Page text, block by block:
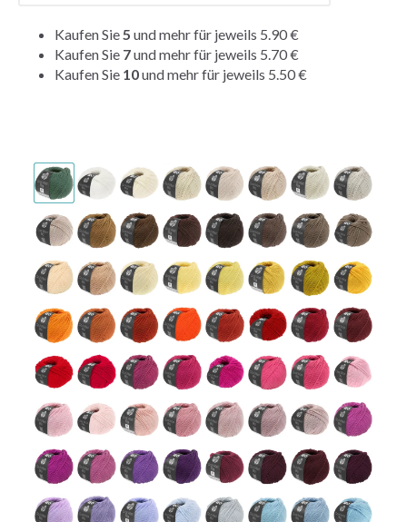
Kaufen Sie 5 und mehr für jeweils 5.90 €
Kaufen Sie 7und mehr für jeweils 5.70 €
Kaufen Sie 10und mehr für jeweils 5.50 €